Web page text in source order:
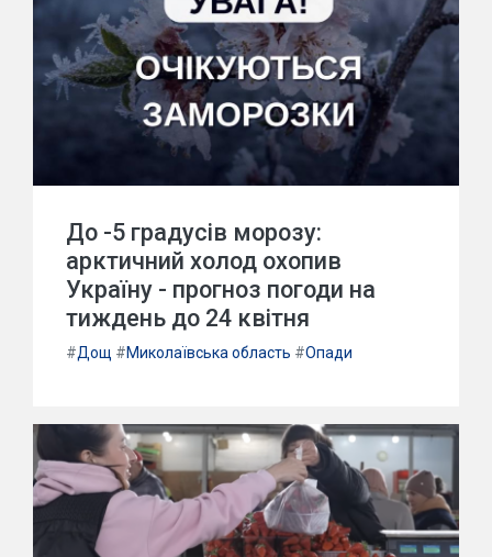
До -5 градусів морозу:
арктичний холод охопив
Україну - прогноз погоди на
тиждень до 24 квітня
#Дощ #Миколаївська область #Опади